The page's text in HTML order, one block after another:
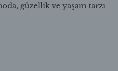
güzellik ve yaşam tarzı